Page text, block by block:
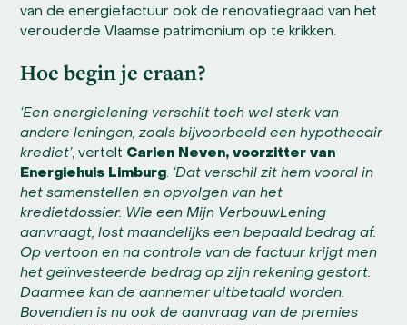
van de energiefactuur ook de renovatiegraad van het
verouderde Vlaamse patrimonium op te krikken.
Hoe begin je eraan?
‘Een energielening verschilt toch wel sterk van
andere leningen, zoals bijvoorbeeld een hypothecair
krediet’, vertelt Carien Neven, voorzitter van
Energiehuis Limburg ‘Dat verschil zit hem vooral in
het samenstellen en opvolgen van het
kredietdossier. Wie een Mijn VerbouwLening
aanvraagt, lost maandelijks een bepaald bedrag af.
Op vertoon en na controle van de factuur krijgt men
het geïnvesteerde bedrag op zijn rekening gestort.
Daarmee kan de aannemer uitbetaald worden.
Bovendien is nu ook de aanvraag van de premies